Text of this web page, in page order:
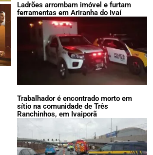
Ladrões arrombam imóvel e furtam
ferramentas em Ariranha do Ivaí
Trabalhador é encontrado morto em
sítio na comunidade de Três
Ranchinhos, em Ivaiporã